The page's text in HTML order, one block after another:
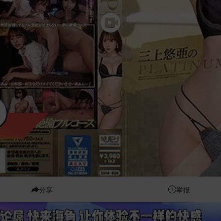
分享 举报